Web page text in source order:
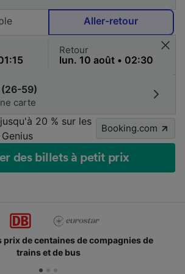
Aller-retour
Retour
59)
carte
20 % sur les
Booking.com
des billets à petit prix
prix de centaines de compagnies de
trains et de bus